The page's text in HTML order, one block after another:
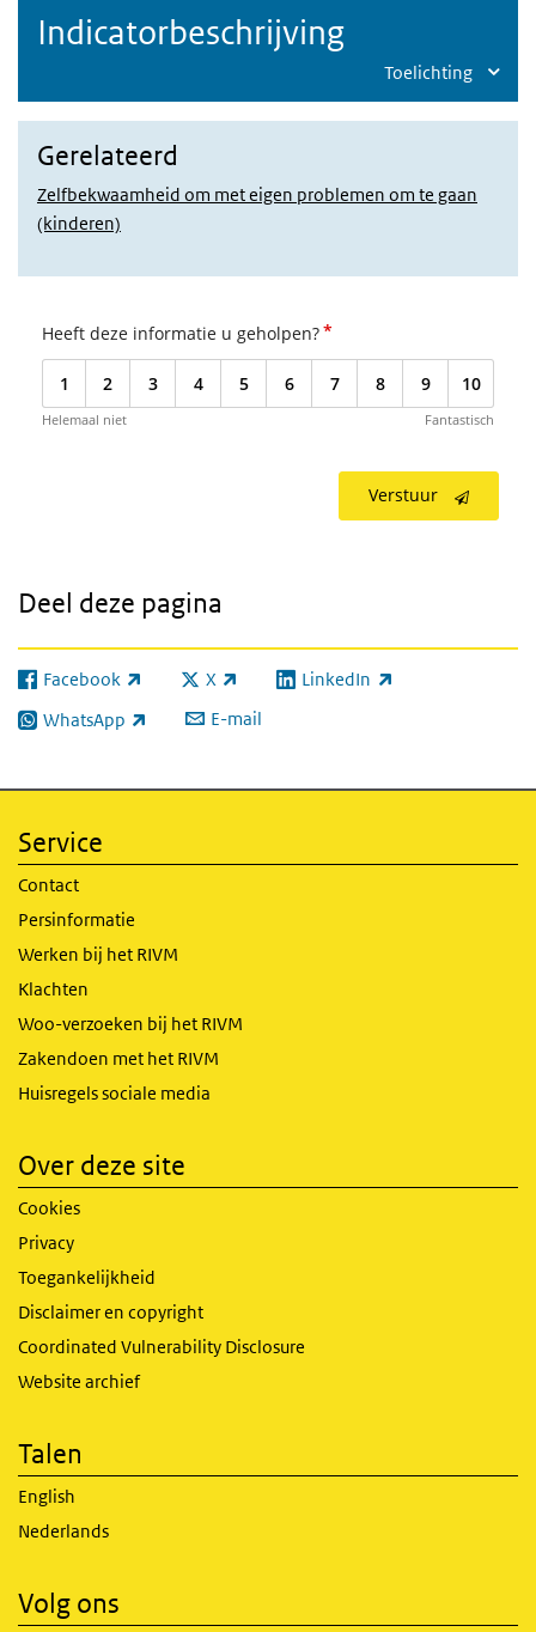
Indicatorbeschrijving
Toelichting
Gerelateerd
Zelfbekwaamheid om met eigen problemen om te gaan
(kinderen)
Heeft deze informatie u geholpen?*
1 2 3 4 5 6 7 8 9 10
Helemaal niet Fantastisch
Verstuur
Deel deze pagina
Facebook
(externe link) X
(externe link) LinkedIn
(externe link)
WhatsApp
(externe link) E-mail
Service
Contact
Persinformatie
Werken bij het RIVM
Klachten
Woo-verzoeken bij het RIVM
Zakendoen met het RIVM
Huisregels sociale media
Over deze site
Cookies
Privacy
Toegankelijkheid
Disclaimer en copyright
Coordinated Vulnerability Disclosure
Website archief
Talen
English
Nederlands
Volg ons